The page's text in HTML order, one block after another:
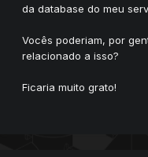
da database do meu
Vocês poderiam, por
relacionado a isso?
Ficaria muito grato!